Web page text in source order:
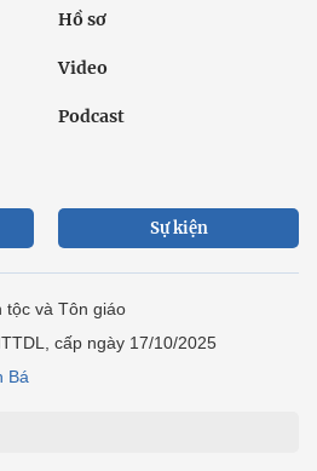
Hồ sơ
Video
Podcast
Sự kiện
tộc và Tôn giáo
cấp ngày 17/10/2025
Bá